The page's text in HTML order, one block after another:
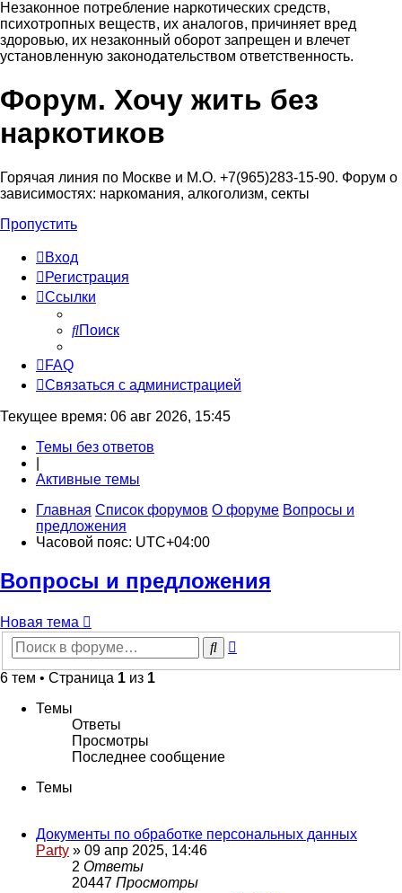
Незаконное потребление наркотических средств,
психотропных веществ, их аналогов, причиняет вред
здоровью, их незаконный оборот запрещен и влечет
установленную законодательством ответственность.
Регистрация
Форум. Хочу жить без
наркотиков
Горячая линия по Москве и М.О. +7(965)283-15-90. Форум о
зависимостях: наркомания, алкоголизм, секты
Пропустить
Вход
Регистрация
Ссылки
Поиск
FAQ
Связаться с администрацией
Текущее время: 06 авг 2026, 15:45
Темы без ответов
Активные темы
Главная Список форумов О форуме Вопросы и
предложения
Часовой пояс: UTC+04:00
Вопросы и предложения
Новая
тема
Новая тема
Поиск
6 тем • Страница 1 из 1
Темы
Ответы
Просмотры
Последнее сообщение
Темы
Документы по обработке персональных данных
Party » 09 апр 2025, 14:46
2 Ответы
20447 Просмотры